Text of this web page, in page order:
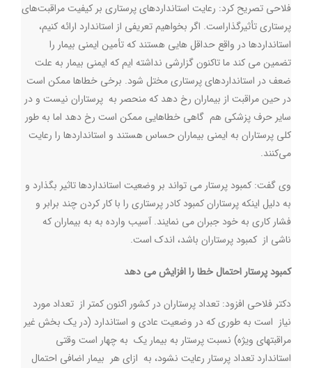
فلاحی تصریح کرد: رعایت استانداردهای پرستاری بر کیفیت مراقبت‌های
پرستاری تأثیرگذاراست. اگر بخواهیم تعریفی از استاندارد ارائه کنیم،
استانداردها در واقع حداقل هایی هستند که تأمین ایمنی بیمار را
تضمین می کند ما تاکنون گزارشی نداشته ایم که ایمنی بیمار به علت
ضعف در استانداردهای پرستاری مختل شود. برخی خطاها ممکن است
در حین مراقبت از بیماران رخ دهد که منحصر به پرستاران نیست و در
سایر حرف پزشکی هم گاهی خطاهایی ممکن است رخ دهد اما به طور
کلی پرستاران به ایمنی بیماران حساس هستند و استانداردها را رعایت
می‌کنند.
وی گفت: کمبود پرستار می تواند بر وضعیت استانداردها تاثیر بگذارد و
به دلیل اینکه پرستاران کمبود کادر پرستاری را با کار کردن چند برابر و
فشار کاری به خود جبران می نمایند. آسیب وارده به به بیماران که
ناشی از کمبود پرستاران باشد، اندک است.
کمبود پرستار احتمال خطا را افزایش می دهد
دکتر فلاحی افزود: تعداد پرستاران در کشور اکنون کمتر از تعداد مورد
نیاز است به طوری که در وضعیت عادی و استاندارد (در یک بخش غیر
مراقبتهای ویژه) نسبت پرستار به بیمار یک به چهار است وقتی
استاندارد تعداد پرستار رعایت نشود، به ازای هر بیمار اضافی احتمال